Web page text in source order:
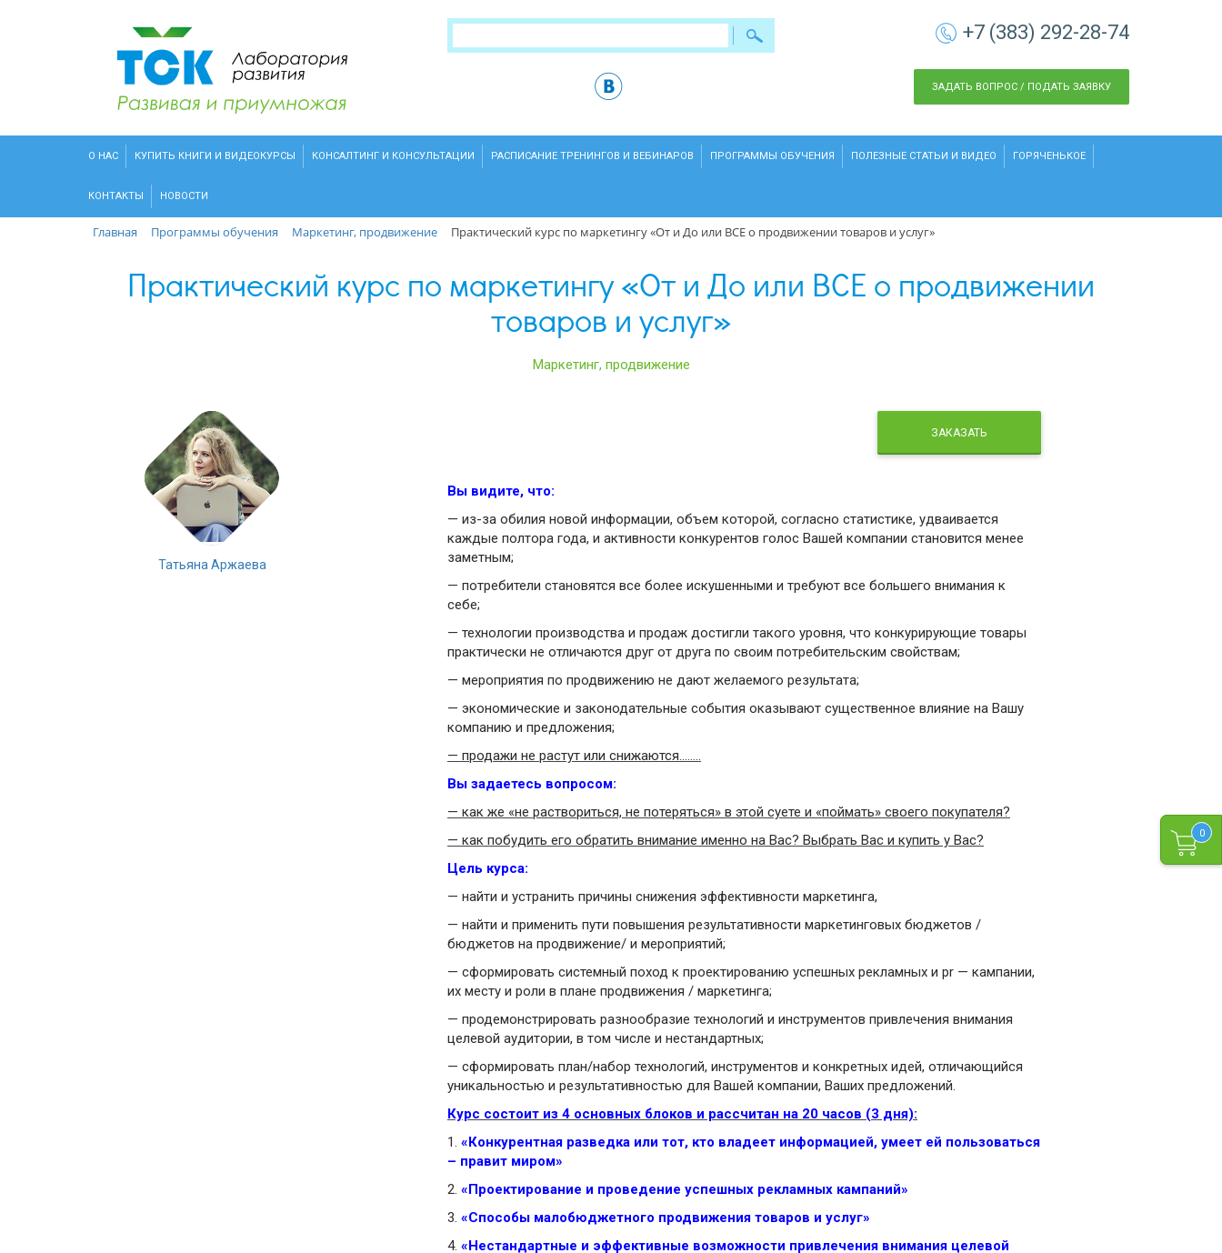
0
+7 (383) 292-28-74
ЗАДАТЬ ВОПРОС / ПОДАТЬ ЗАЯВКУ
О НАС КУПИТЬ КНИГИ И ВИДЕОКУРСЫ КОНСАЛТИНГ И КОНСУЛЬТАЦИИ РАСПИСАНИЕ ТРЕНИНГОВ И ВЕБИНАРОВ ПРОГРАММЫ ОБУЧЕНИЯ ПОЛЕЗНЫЕ СТАТЬИ И ВИДЕО ГОРЯЧЕНЬКОЕ
КОНТАКТЫ НОВОСТИ
Главная Программы обучения Маркетинг, продвижение Практический курс по маркетингу «От и До или ВСЕ о продвижении товаров и услуг»
Практический курс по маркетингу «От и До или ВСЕ о продвижении
товаров и услуг»
Маркетинг, продвижение
Татьяна Аржаева
ЗАКАЗАТЬ
Вы видите, что:
— из-за обилия новой информации, объем которой, согласно статистике, удваивается
каждые полтора года, и активности конкурентов голос Вашей компании становится менее
заметным;
— потребители становятся все более искушенными и требуют все большего внимания к
себе;
— технологии производства и продаж достигли такого уровня, что конкурирующие товары
практически не отличаются друг от друга по своим потребительским свойствам;
— мероприятия по продвижению не дают желаемого результата;
— экономические и законодательные события оказывают существенное влияние на Вашу
компанию и предложения;
— продажи не растут или снижаются……..
Вы задаетесь вопросом:
— как же «не раствориться, не потеряться» в этой суете и «поймать» своего покупателя?
— как побудить его обратить внимание именно на Вас? Выбрать Вас и купить у Вас?
Цель курса:
— найти и устранить причины снижения эффективности маркетинга,
— найти и применить пути повышения результативности маркетинговых бюджетов /
бюджетов на продвижение/ и мероприятий;
— сформировать системный поход к проектированию успешных рекламных и pr — кампании,
их месту и роли в плане продвижения / маркетинга;
— продемонстрировать разнообразие технологий и инструментов привлечения внимания
целевой аудитории, в том числе и нестандартных;
— сформировать план/набор технологий, инструментов и конкретных идей, отличающийся
уникальностью и результативностью для Вашей компании, Ваших предложений.
Курс состоит из 4 основных блоков и рассчитан на 20 часов (3 дня):
1. «Конкурентная разведка или тот, кто владеет информацией, умеет ей пользоваться
– правит миром»
2. «Проектирование и проведение успешных рекламных кампаний»
3. «Способы малобюджетного продвижения товаров и услуг»
4. «Нестандартные и эффективные возможности привлечения внимания целевой